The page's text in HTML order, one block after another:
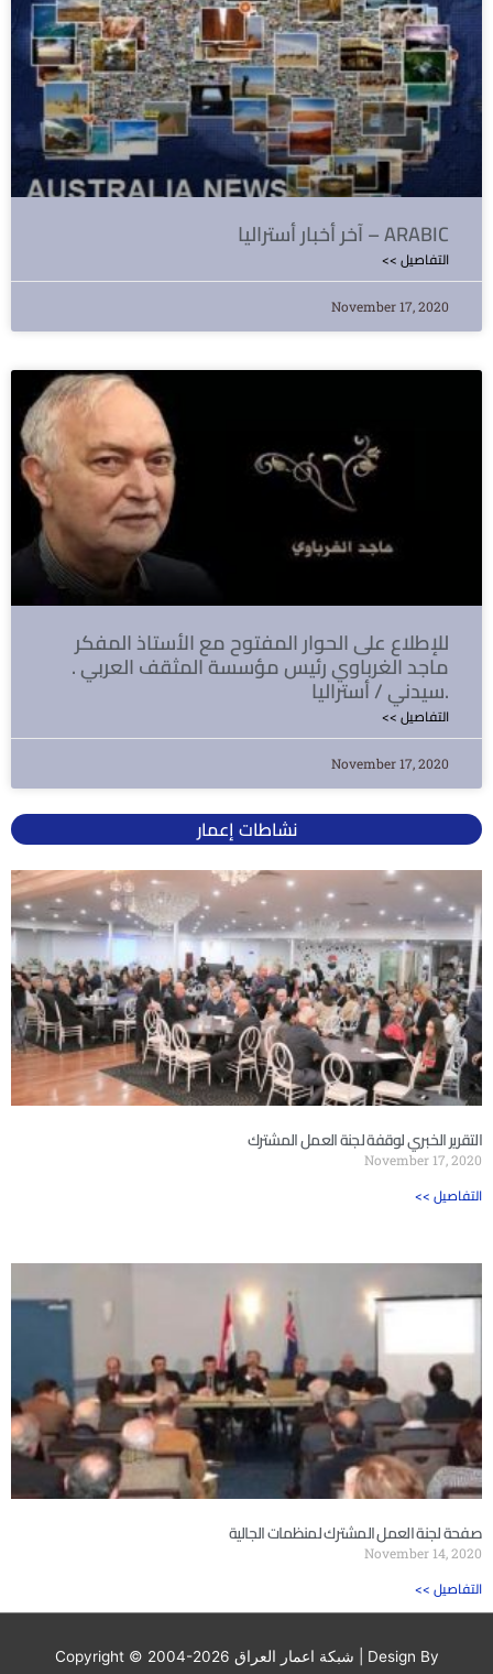
آخر أخبار أستراليا – ARABIC
<< التفاصيل
November 17, 2020
للإطلاع على الحوار المفتوح مع الأستاذ المفكر
ماجد الغرباوي رئيس مؤسسة المثقف العربي .
سيدني / أستراليا.
<< التفاصيل
November 17, 2020
نشاطات إعمار
التقرير الخبري لوقفة لجنة العمل المشترك
November 17, 2020
<< التفاصيل
صفحة لجنة العمل المشترك لمنظمات الجالية
November 14, 2020
<< التفاصيل
Copyright © 2004-2026 شبكة اعمار العراق | Design By